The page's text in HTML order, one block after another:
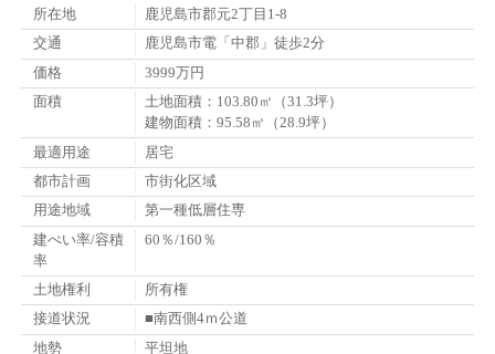
所在地
鹿児島市郡元2丁目1-8
交通
鹿児島市電「中郡」徒歩2分
価格
3999万円
面積
土地面積：103.80㎡（31.3坪）
建物面積：95.58㎡（28.9坪）
最適用途
居宅
都市計画
市街化区域
用途地域
第一種低層住専
建ぺい率/容積
率
60％/160％
土地権利
所有権
接道状況
■南西側4ｍ公道
地勢
平坦地